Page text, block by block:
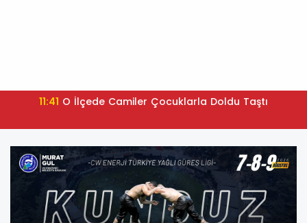
11:41 O İlçede Camiler Çocuklarla Doldu Taştı